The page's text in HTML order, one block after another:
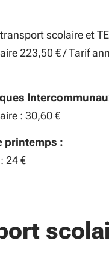
scolaire et
223,50 € / Tarif
: 30,60 €
printemps :
24 €